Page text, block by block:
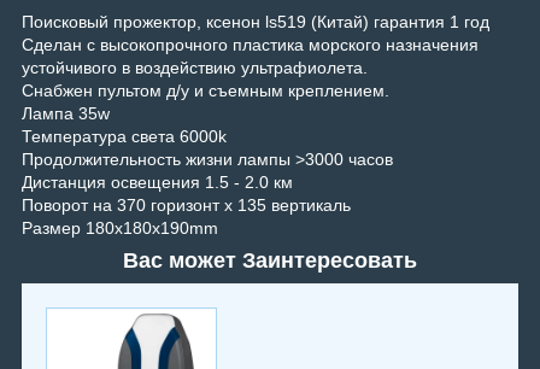
Поисковый прожектор, ксенон ls519 (Китай) гарантия 1 год
Сделан с высокопрочного пластика морского назначения
устойчивого в воздействию ультрафиолета.
Снабжен пультом д/у и съемным креплением.
Лампа 35w
Температура света 6000k
Продолжительность жизни лампы >3000 часов
Дистанция освещения 1.5 - 2.0 км
Поворот на 370 горизонт x 135 вертикаль
Размер 180x180x190mm
Вас может Заинтересовать